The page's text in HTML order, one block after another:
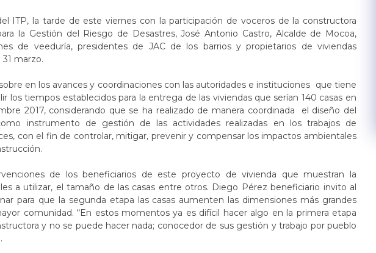
ITP, la tarde de este viernes con la participación de voceros de la constructora
la Gestión del Riesgo de Desastres, José Antonio Castro, Alcalde de Mocoa,
de veeduría, presidentes de JAC de los barrios y propietarios de viviendas
marzo.
en los avances y coordinaciones con las autoridades e instituciones que tiene
los tiempos establecidos para la entrega de las viviendas que serían 140 casas en
2017, considerando que se ha realizado de manera coordinada el diseño del
instrumento de gestión de las actividades realizadas en los trabajos de
con el fin de controlar, mitigar, prevenir y compensar los impactos ambientales
de los beneficiarios de este proyecto de vivienda que muestran la
a utilizar, el tamaño de las casas entre otros. Diego Pérez beneficiario invito al
para que la segunda etapa las casas aumenten las dimensiones más grandes
comunidad. “En estos momentos ya es difícil hacer algo en la primera etapa
y no se puede hacer nada; conocedor de sus gestión y trabajo por pueblo